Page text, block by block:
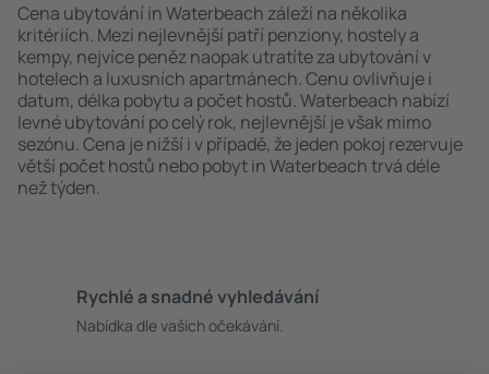
Cena ubytování in Waterbeach záleží na několika
kritériích. Mezi nejlevnější patří penziony, hostely a
kempy, nejvíce peněz naopak utratíte za ubytování v
hotelech a luxusních apartmánech. Cenu ovlivňuje i
datum, délka pobytu a počet hostů. Waterbeach nabízí
levné ubytování po celý rok, nejlevnější je však mimo
sezónu. Cena je nižší i v případě, že jeden pokoj rezervuje
větší počet hostů nebo pobyt in Waterbeach trvá déle
než týden.
Rychlé a snadné vyhledávání
Nabídka dle vašich očekávání.